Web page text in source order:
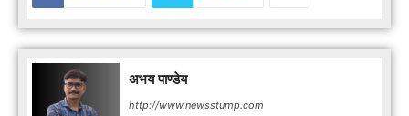
अभय पाण्डेय
http://www.newsstump.com